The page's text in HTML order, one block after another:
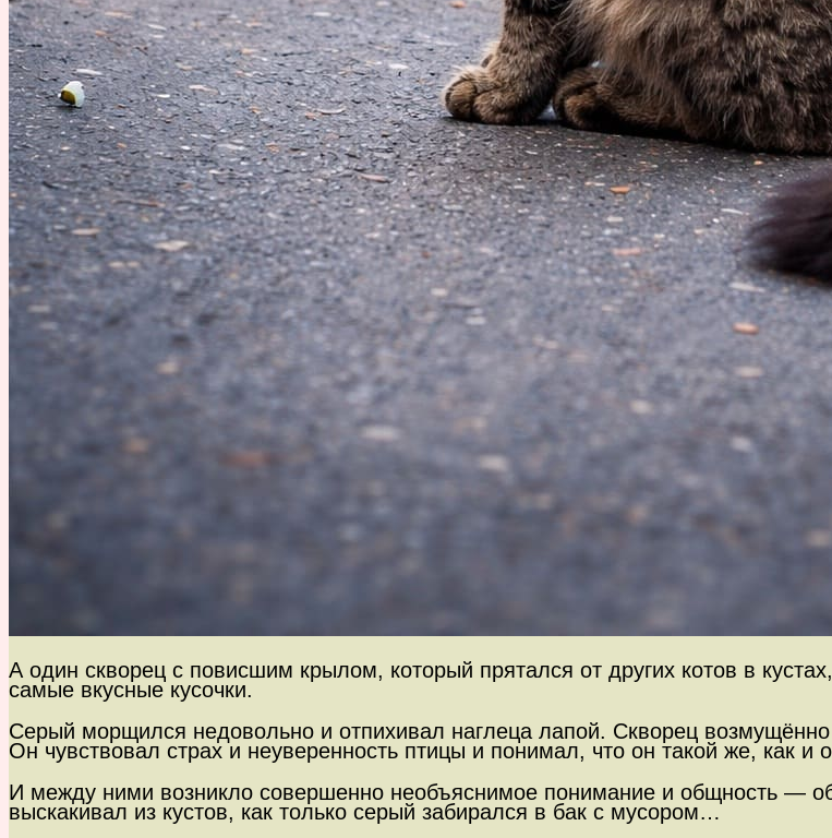
А один скворец с повисшим крылом, который прятался от других котов в
самые вкусные кусочки.
Серый морщился недовольно и отпихивал наглеца лапой. Скворец
Он чувствовал страх и неуверенность птицы и понимал, что он такой же, как и
И между ними возникло совершенно необъяснимое понимание и общность —
выскакивал из кустов, как только серый забирался в бак с мусором…